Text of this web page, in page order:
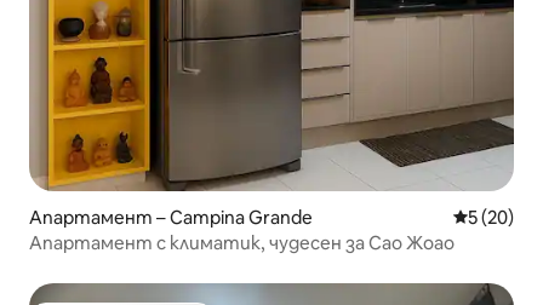
Апартамент – Campina Grande Средна
5 (20)
Апартамент с климатик, чудесен за Сао Жоао